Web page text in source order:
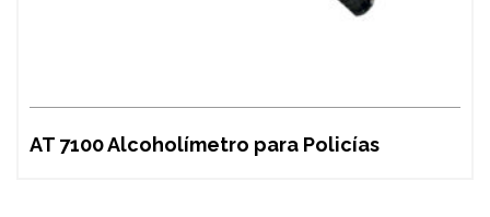
AT 7100 Alcoholímetro para Policías